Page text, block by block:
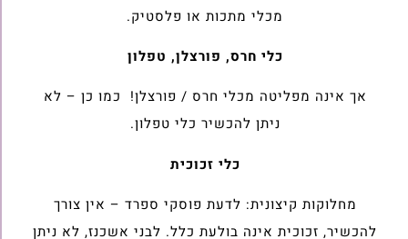
מכלי מתכות או פלסטיק.
כלי חרס, פורצלן, טפלון
אך אינה מפליטה מכלי חרס / פורצלן! כמו כן – לא
ניתן להכשיר כלי טפלון.
כלי זכוכית
מחלוקות קיצונית: לדעת פוסקי ספרד – אין צורך
להכשיר, זכוכית אינה בולעת כלל. לבני אשכנז, לא ניתן